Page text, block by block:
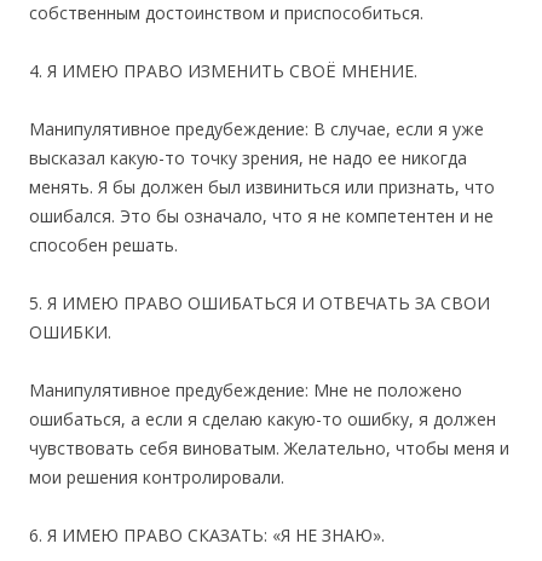
собственным достоинством и приспособиться.
4. Я ИМЕЮ ПРАВО ИЗМЕНИТЬ СВОЁ МНЕНИЕ.
Манипулятивное предубеждение: В случае, если я уже
высказал какую-то точку зрения, не надо ее никогда
менять. Я бы должен был извиниться или признать, что
ошибался. Это бы означало, что я не компетентен и не
способен решать.
5. Я ИМЕЮ ПРАВО ОШИБАТЬСЯ И ОТВЕЧАТЬ ЗА СВОИ
ОШИБКИ.
Манипулятивное предубеждение: Мне не положено
ошибаться, а если я сделаю какую-то ошибку, я должен
чувствовать себя виноватым. Желательно, чтобы меня и
мои решения контролировали.
6. Я ИМЕЮ ПРАВО СКАЗАТЬ: «Я НЕ ЗНАЮ».